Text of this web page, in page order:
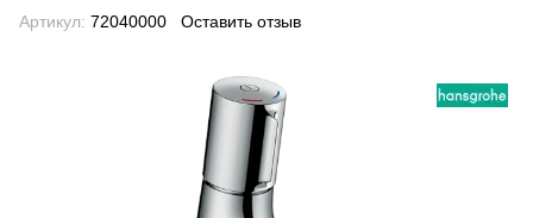
Артикул: 72040000 Оставить отзыв